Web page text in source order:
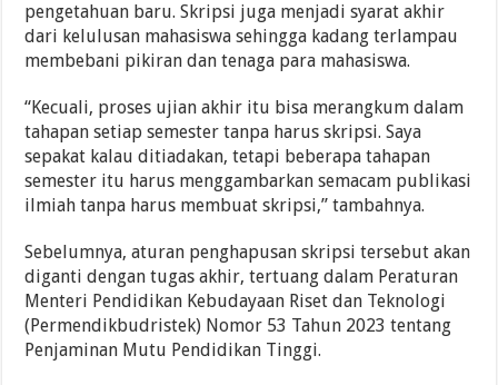
pengetahuan baru. Skripsi juga menjadi syarat akhir
dari kelulusan mahasiswa sehingga kadang terlampau
membebani pikiran dan tenaga para mahasiswa.
“Kecuali, proses ujian akhir itu bisa merangkum dalam
tahapan setiap semester tanpa harus skripsi. Saya
sepakat kalau ditiadakan, tetapi beberapa tahapan
semester itu harus menggambarkan semacam publikasi
ilmiah tanpa harus membuat skripsi,” tambahnya.
Sebelumnya, aturan penghapusan skripsi tersebut akan
diganti dengan tugas akhir, tertuang dalam Peraturan
Menteri Pendidikan Kebudayaan Riset dan Teknologi
(Permendikbudristek) Nomor 53 Tahun 2023 tentang
Penjaminan Mutu Pendidikan Tinggi.